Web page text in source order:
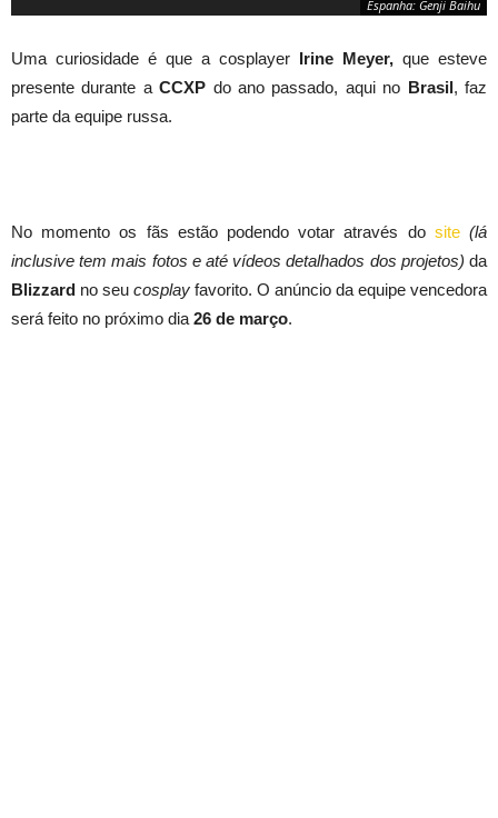
Espanha: Genji Baihu
Itália: Genji Blackwatch
Uma curiosidade é que a cosplayer Irine Meyer, que esteve
presente durante aCCXP do ano passado, aqui no Brasil, faz
parte da equipe russa.
No momento os fãs estão podendo votar através do site (lá
inclusive tem mais fotos e até vídeos detalhados dos projetos) da
Blizzard no seu cosplay favorito. O anúncio da equipe vencedora
será feito no próximo dia 26 de março.